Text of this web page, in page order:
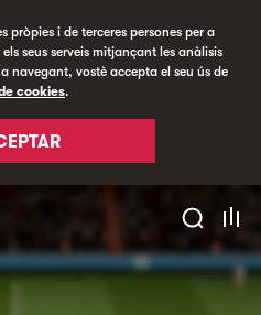
pròpies i de terceres persones per a
seus serveis mitjançant les anàlisis
navegant, vostè accepta el seu ús de
cookies.